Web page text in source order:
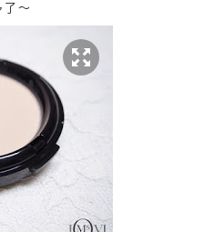
了～